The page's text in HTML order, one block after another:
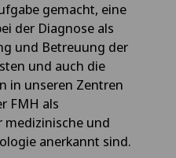
gemacht, eine
der Diagnose als
und Betreuung der
und auch die
in unseren Zentren
FMH als
und
anerkannt sind.